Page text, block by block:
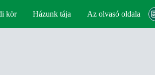
kör Házunk tája Az olvasó oldala